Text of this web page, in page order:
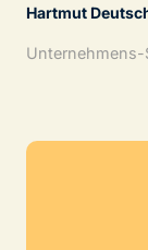
Hartmut
Unternehmens-